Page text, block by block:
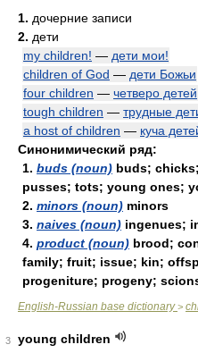
1. дочерние записи
2. дети
my children! — дети мои!
children of God — дети Божьи
four children — четверо детей
tough children — трудные
a host of children — куча
Синонимический ряд:
1. buds (noun) buds;
pusses; tots; young ones;
2. minors (noun) minors
3. naives (noun) ingenues;
4. product (noun) brood;
family; fruit; issue; kin;
progeniture; progeny;
English-Russian base dictionary>
3
young children